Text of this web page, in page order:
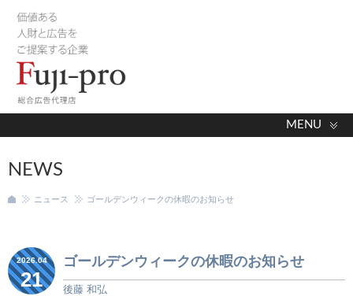
MENU
NEWS
ニュース ゴールデンウィークの休暇のお知らせ
2026.04
21
ゴールデンウィークの休暇のお知らせ
後藤 和弘